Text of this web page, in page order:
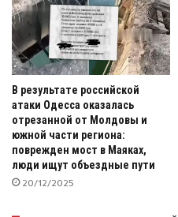
В результате российской
атаки Одесса оказалась
отрезанной от Молдовы и
южной части региона:
поврежден мост в Маяках,
люди ищут объездные пути
20/12/2025